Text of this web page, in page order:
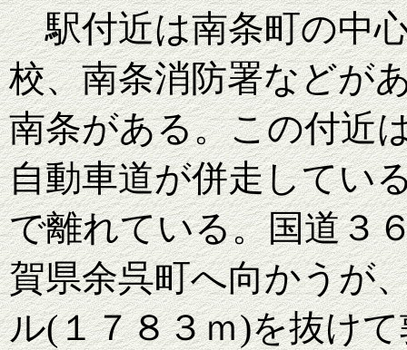
駅付近は南条町の中
校、南条消防署などが
南条がある。この付近
自動車道が併走してい
で離れている。国道３
賀県余呉町へ向かうが
ル(１７８３ｍ)を抜け